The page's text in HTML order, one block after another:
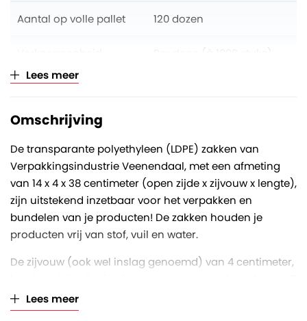
Aantal op volle pallet 120 dozen
Per doos (à 1000 stuks)
Lees meer
Omschrijving
De transparante polyethyleen (LDPE) zakken van
Verpakkingsindustrie Veenendaal, met een afmeting
van 14 x 4 x 38 centimeter (open zijde x zijvouw x lengte),
zijn uitstekend inzetbaar voor het verpakken en
bundelen van je producten! De zakken houden je
producten vrij van stof, vuil en water.
De zijvouw (ook wel inslag genoemd) van 4 centimeter,
centimeter. De LDPE zakken hebben een dikte van 20
micron. Eén micron is één duizendste van een
Lees meer